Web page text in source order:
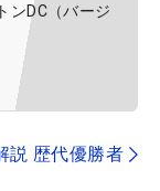
ンDC（バージ
説 歴代優勝者